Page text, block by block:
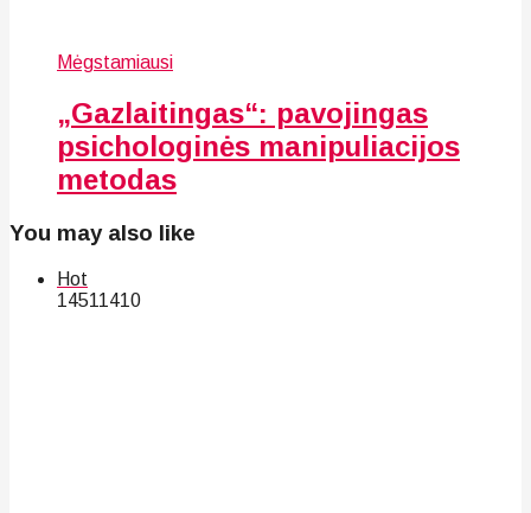
Mėgstamiausi
„Gazlaitingas“: pavojingas
psichologinės manipuliacijos
metodas
You may also like
Hot
14511410